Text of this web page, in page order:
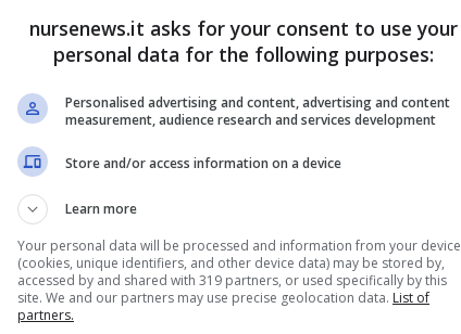
di una famiglia di quattro persone è
ampio che tiene conto delle diverse scelte a
sarà il numero di componenti del nucleo
di un maggior numero di pannelli solari. Con
i 4.500 chilowattorae per coprirlo si
euro.
nursenews.it asks for your consent to use your
personal data for the following purposes:
Personalised advertising and content, advertising and content
measurement, audience research and services development
Store and/or access information on a device
Learn more
Your personal data will be processed and information from your device
(cookies, unique identifiers, and other device data) may be stored by,
accessed by and shared with 319 partners, or used specifically by this
site. We and our partners may use precise geolocation data. List of
partners.